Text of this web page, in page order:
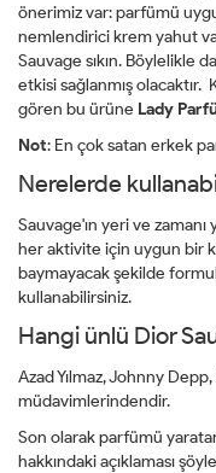
önerimiz var: parfümü
nemlendirici krem yahut
Sauvage sıkın. Böylelikle
etkisi sağlanmış olacaktır.
gören bu ürüne Lady
Not: En çok satan erkek
Nerelerde
Sauvage'ın yeri ve
her aktivite için uygun bir
baymayacak şekilde
kullanabilirsiniz.
Hangi ünlü Dior
Azad Yılmaz, Johnny
müdavimlerindendir.
Son olarak parfümü
hakkındaki açıklaması